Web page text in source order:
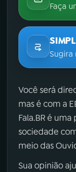
Faça
Sugira
Você será
mas é com a
Fala.BR é
sociedade
meio das
Sua opinião